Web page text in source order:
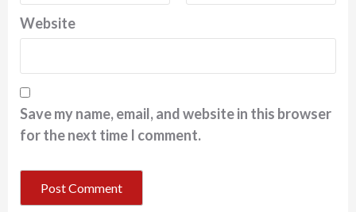
Website
Save my name, email, and website in this browser
for the next time I comment.